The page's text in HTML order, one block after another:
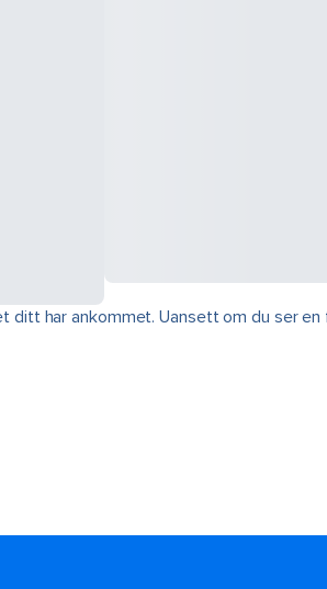
har ankommet. Uansett om du ser